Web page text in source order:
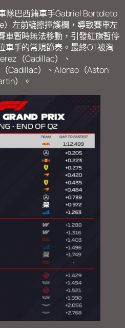
隊巴西籍車手Gabriel Bortoleto
左前轆擦撞護欄，導致賽車左
車暫時無法移動，引發紅旗暫停
車手的常規節奏。最終Q1 被淘
（Cadillac）、
Cadillac）、Alonso（Aston
）。